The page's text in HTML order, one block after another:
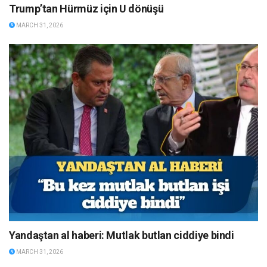
Trump’tan Hürmüz için U dönüşü
MARCH 31, 2026
Yandaştan al haberi: Mutlak butlan ciddiye bindi
MARCH 31, 2026